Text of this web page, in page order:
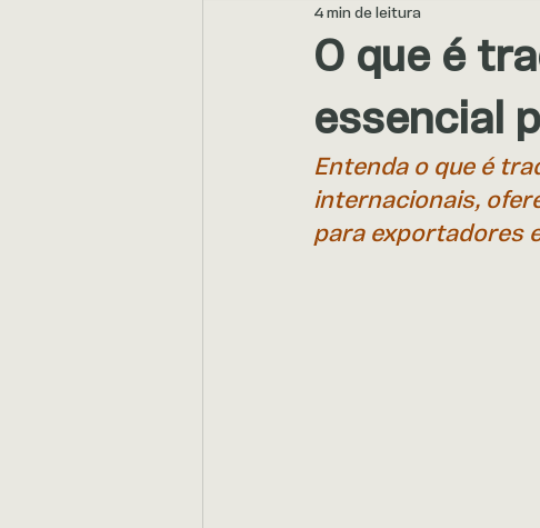
Proteção e Continuidade
O que é
essencial
4 min de leitura
Entenda o que é
internacionais,
para exportadores